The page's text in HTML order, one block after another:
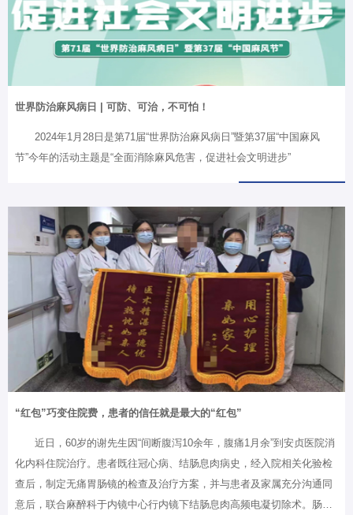
世界防治麻风病日 | 可防、可治，不可怕！
2024年1月28日是第71届“世界防治麻风病日”暨第37届“中国麻风
节”今年的活动主题是“全面消除麻风危害，促进社会文明进步”
“红包”巧变住院费，患者的信任就是最大的“红包”
近日，60岁的谢先生因“间断腹泻10余年，腹痛1月余”到安贞医院消
化内科住院治疗。患者既往冠心病、结肠息肉病史，经入院相关化验检
查后，制定无痛胃肠镜的检查及治疗方案，并与患者及家属充分沟通同
意后，联合麻醉科于内镜中心行内镜下结肠息肉高频电凝切除术。肠镜